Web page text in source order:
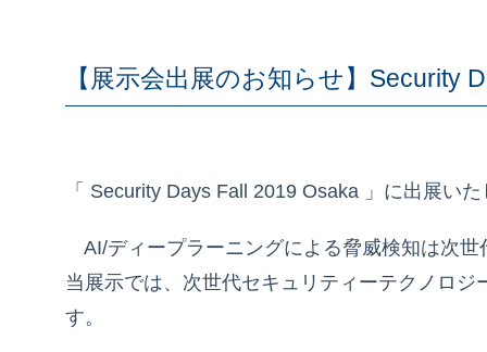
【展示会出展のお知らせ】Security
「 Security Days Fall 2019 Osaka 」に出展い
AI/ディープラーニングによる脅威検知は次
当展示では、次世代セキュリティーテクノロ
す。